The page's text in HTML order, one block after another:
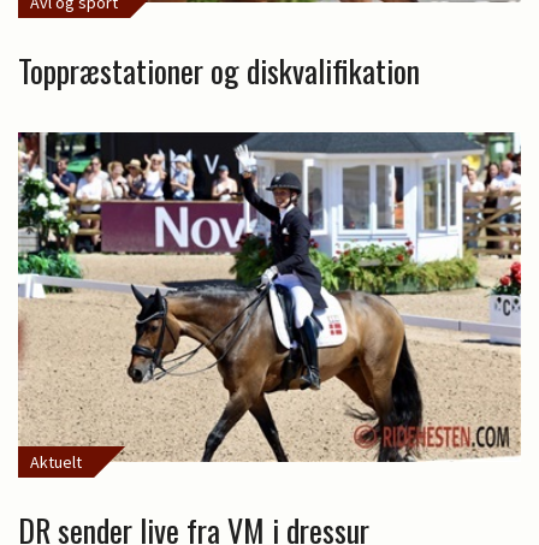
Toppræstationer og diskvalifikation
Aktuelt
DR sender live fra VM i dressur